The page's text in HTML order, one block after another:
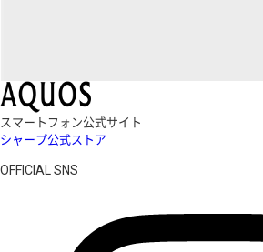
スマートフォン公式サイト
シャープ公式ストア
OFFICIAL SNS